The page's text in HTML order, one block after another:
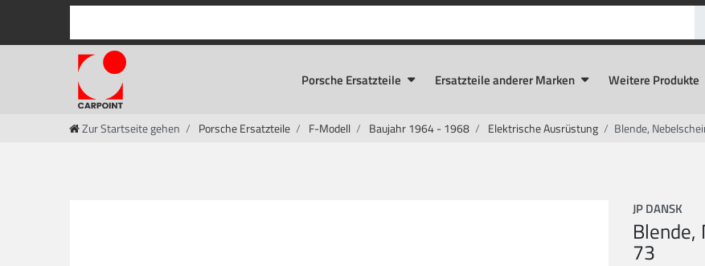
Porsche Ersatzteile Ersatzteile anderer Marken Weitere Produkte
Zur Startseite gehen Porsche Ersatzteile F-Modell Baujahr 1964 - 1968 Elektrische Ausrüstung Blende,
JP DANSK
73